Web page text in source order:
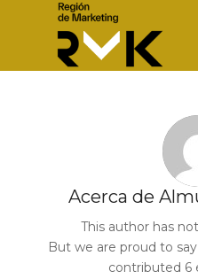
Acerca de
This author has
But we are proud to
contributed 6